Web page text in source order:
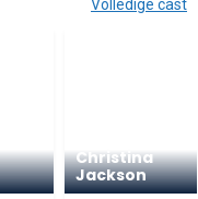
Volledige cast
Christina
Jackson